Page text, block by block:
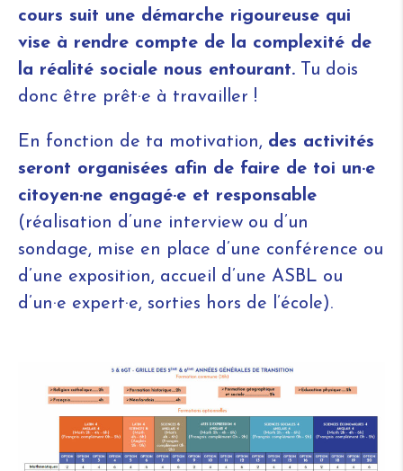
cours suit une démarche rigoureuse qui
vise à rendre compte de la complexité de
la réalité sociale nous entourant. Tu dois
donc être prêt·e à travailler !
En fonction de ta motivation, des activités
seront organisées afin de faire de toi un·e
citoyen·ne engagé·e et responsable
(réalisation d’une interview ou d’un
sondage, mise en place d’une conférence ou
d’une exposition, accueil d’une ASBL ou
d’un·e expert·e, sorties hors de l’école).